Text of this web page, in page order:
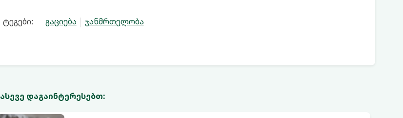
ტეგები: გაციება ჯანმრთელობა
ასევე დაგაინტერესებთ: